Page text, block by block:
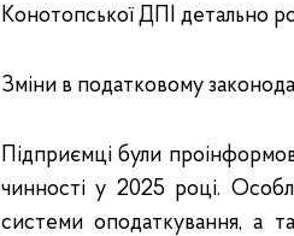
Конотопської ДПІ детально
Зміни в податковому
Підприємці були
чинності у 2025 році.
системи оподаткування, а